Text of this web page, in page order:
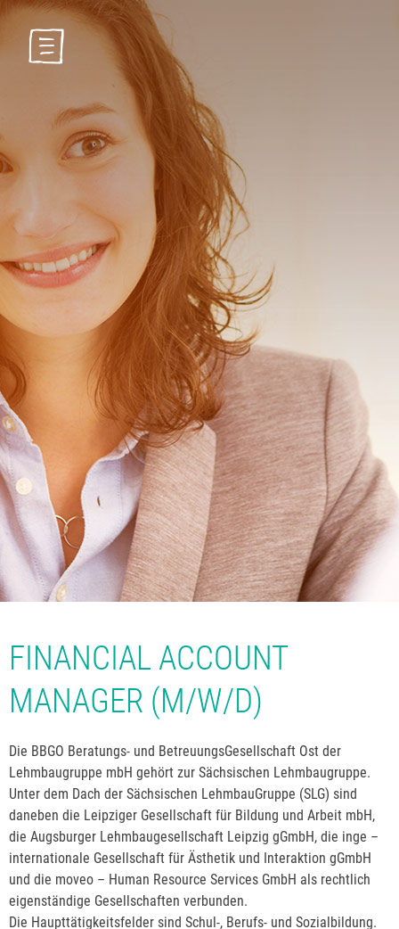
FINANCIAL ACCOUNT
MANAGER (M/W/D)
Die BBGO Beratungs- und BetreuungsGesellschaft Ost der
Lehmbaugruppe mbH gehört zur Sächsischen Lehmbaugruppe.
Unter dem Dach der Sächsischen LehmbauGruppe (SLG) sind
daneben die Leipziger Gesellschaft für Bildung und Arbeit mbH,
die Augsburger Lehmbaugesellschaft Leipzig gGmbH, die inge –
internationale Gesellschaft für Ästhetik und Interaktion gGmbH
und die moveo – Human Resource Services GmbH als rechtlich
eigenständige Gesellschaften verbunden.
Die Haupttätigkeitsfelder sind Schul-, Berufs- und Sozialbildung.